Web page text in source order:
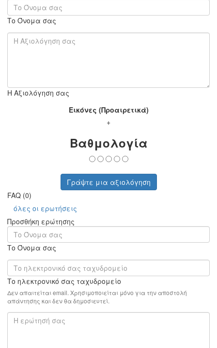
Το Όνομα σας
Η Αξιολόγηση σας
Εικόνες (Προαιρετικά)
+
Βαθμολογία
Γράψτε μια αξιολόγηση
FAQ (0)
όλες οι ερωτήσεις
Προσθήκη ερώτησης
Το Όνομα σας
Το ηλεκτρονικό σας ταχυδρομείο
Δεν απαιτείται email. Χρησιμοποιείται μόνο για την αποστολή
απάντησης και δεν θα δημοσιευτεί.